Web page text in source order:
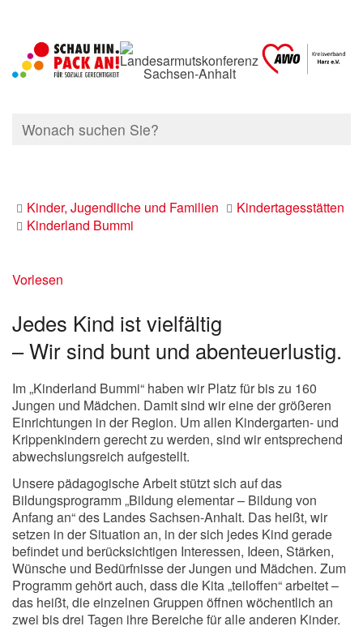
Kinder, Jugendliche und Familien
Kindertagesstätten
Kinderland Bummi
Vorlesen
Jedes Kind ist vielfältig
– Wir sind bunt und abenteuerlustig.
Im „Kinderland Bummi“ haben wir Platz für bis zu 160
Jungen und Mädchen. Damit sind wir eine der größeren
Einrichtungen in der Region. Um allen Kindergarten- und
Krippenkindern gerecht zu werden, sind wir entsprechend
abwechslungsreich aufgestellt.
Unsere pädagogische Arbeit stützt sich auf das
Bildungsprogramm „Bildung elementar – Bildung von
Anfang an“ des Landes Sachsen-Anhalt. Das heißt, wir
setzen in der Situation an, in der sich jedes Kind gerade
befindet und berücksichtigen Interessen, Ideen, Stärken,
Wünsche und Bedürfnisse der Jungen und Mädchen. Zum
Programm gehört auch, dass die Kita „teiloffen“ arbeitet –
das heißt, die einzelnen Gruppen öffnen wöchentlich an
zwei bis drei Tagen ihre Bereiche für alle anderen Kinder.